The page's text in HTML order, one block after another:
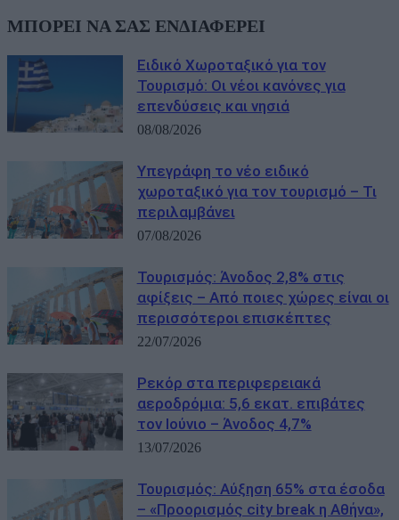
ΜΠΟΡΕΙ ΝΑ ΣΑΣ ΕΝΔΙΑΦΕΡΕΙ
Ειδικό Χωροταξικό για τον
Τουρισμό: Οι νέοι κανόνες για
επενδύσεις και νησιά
08/08/2026
Υπεγράφη το νέο ειδικό
χωροταξικό για τον τουρισμό – Τι
περιλαμβάνει
07/08/2026
Τουρισμός: Άνοδος 2,8% στις
αφίξεις – Από ποιες χώρες είναι οι
περισσότεροι επισκέπτες
22/07/2026
Ρεκόρ στα περιφερειακά
αεροδρόμια: 5,6 εκατ. επιβάτες
τον Ιούνιο – Άνοδος 4,7%
13/07/2026
Τουρισμός: Αύξηση 65% στα έσοδα
– «Προορισμός city break η Αθήνα»,